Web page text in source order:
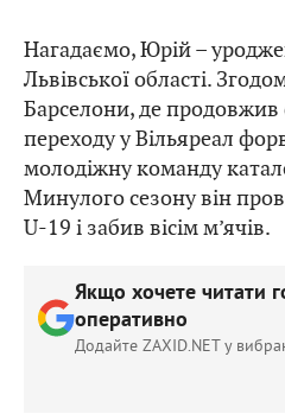
Нагадаємо, Юрій –
Львівської області.
Барселони, де продовжив
переходу у Вільяреал
молодіжну команду
Минулого сезону він
U-19 і забив вісім м’ячів.
Якщо хочете читати
оперативно
Додайте ZAXID.NET у